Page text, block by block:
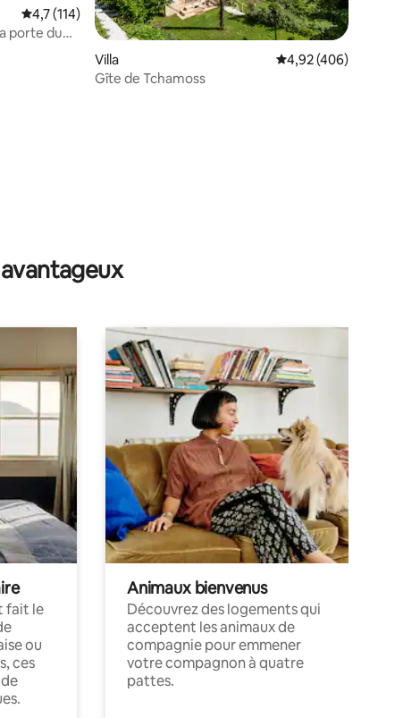
: 5 sur 5
Évaluation moyenne sur la base de 114 commentaires : 4,7 sur 5
4,7 (114)
porte du
Villa Évaluation moyenne
4,92 (406)
Gîte de Tchamoss
fait le
ou
ces
Animaux bienvenus
Découvrez des logements qui
acceptent les animaux de
compagnie pour emmener
votre compagnon à quatre
pattes.